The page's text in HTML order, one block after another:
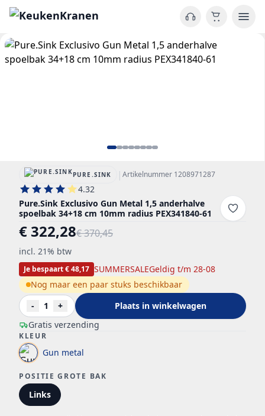
PURE.SINK | Artikelnummer 1208971287
4.32
Pure.Sink Exclusivo Gun Metal 1,5 anderhalve
spoelbak 34+18 cm 10mm radius PEX341840-61
€ 322,28€ 370,45
incl. 21% btw
Je bespaart € 48,17 SUMMERSALEGeldig t/m 28-08
Gratis verzending
Nog maar een paar stuks beschikbaar
-
1 + Plaats in winkelwagen
KLEUR
Gun metal
POSITIE GROTE BAK
Links